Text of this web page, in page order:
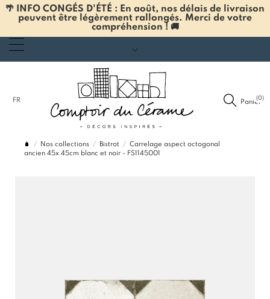
🌴 INFO CONGÉS D'ÉTÉ : En août, nos délais de livraison
peuvent être légèrement rallongés. Merci de votre
compréhension ! 🚚
FR Panier
(0)
Nos collections Bistrot
Carrelage aspect octogonal
ancien 45x 45cm blanc et noir - FS1145001